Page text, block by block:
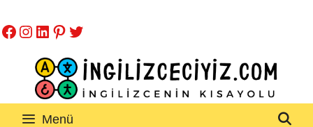
atla
Facebook
Instagram
LinkedIn
Pinterest
Twitter
Menü